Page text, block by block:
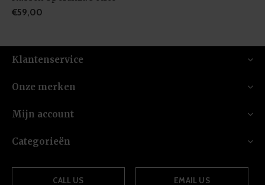
€59,00
Klantenservice
Onze merken
Mijn account
Categorieën
CALL US EMAIL US